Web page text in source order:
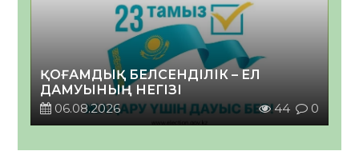
ҚОҒАМДЫҚ БЕЛСЕНДІЛІК – ЕЛ
ДАМУЫНЫҢ НЕГІЗІ
06.08.2026
44 0